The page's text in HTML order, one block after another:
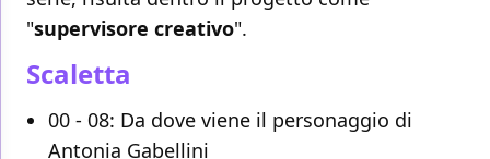
"supervisore creativo".
Scaletta
00 - 08: Da dove viene il personaggio di
Antonia Gabellini